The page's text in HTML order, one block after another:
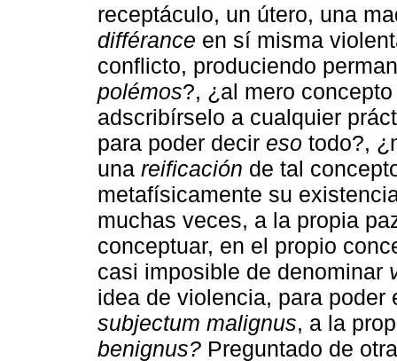
receptáculo, un útero, una
différance en sí misma
conflicto, produciendo
polémos?, ¿al mero
adscribírselo a cualquier
para poder decir eso todo?,
una reificación de tal
metafísicamente su
muchas veces, a la propia
conceptuar, en el propio
casi imposible de denominar
idea de violencia, para
subjectum malignus, a la
benignus? Preguntado de